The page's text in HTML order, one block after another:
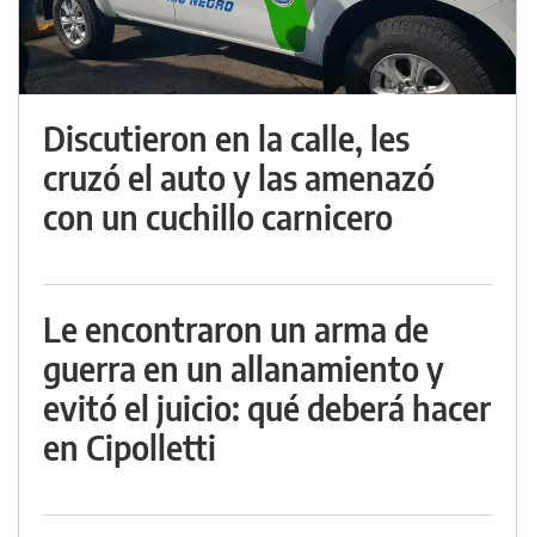
Discutieron en la calle, les
cruzó el auto y las amenazó
con un cuchillo carnicero
Le encontraron un arma de
guerra en un allanamiento y
evitó el juicio: qué deberá hacer
en Cipolletti